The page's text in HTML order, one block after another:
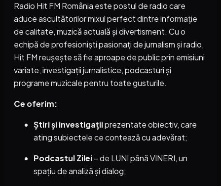
Radio Hit FM România este postul de radio care
aduce ascultătorilor mixul perfect dintre informație
de calitate, muzică actuală și divertisment. Cu o
echipă de profesioniști pasionați de jurnalism și radio,
Hit FM reușește să fie aproape de public prin emisiuni
variate, investigații jurnalistice, podcasturi și
programe muzicale pentru toate gusturile.
Ce oferim:
Știri și investigațiiprezentate obiectiv, care
ating subiectele ce contează cu adevărat;
Podcastul Zilei– de LUNI până VINERI, un
spațiu de analiză și dialog;